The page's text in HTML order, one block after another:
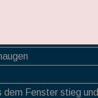
dem Fenster stieg und